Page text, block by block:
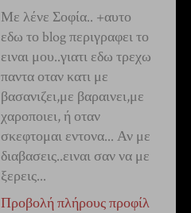
Με λένε Σοφία.. +αυτο
εδω το blog περιγραφει το
ειναι μου..γιατι εδω τρεχω
παντα οταν κατι με
βασανιζει,με βαραινει,με
χαροποιει, ή οταν
σκεφτομαι εντονα... Αν με
διαβασεις..ειναι σαν να με
ξερεις...
Προβολή πλήρους προφίλ